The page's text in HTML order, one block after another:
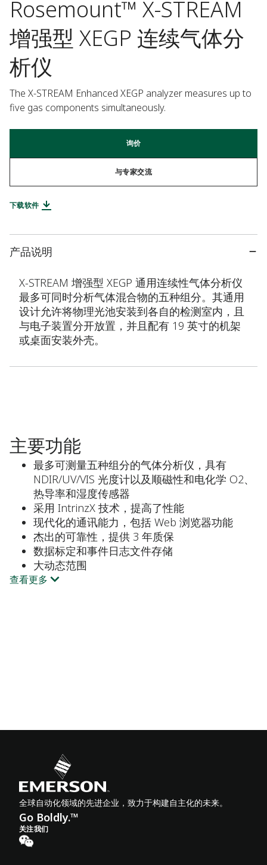
Rosemount™ X-STREAM
增强型 XEGP 连续气体分
析仪
The X-STREAM Enhanced XEGP analyzer measures up to
five gas components simultaneously.
询价
与专家交流
下载软件
产品说明
X-STREAM 增强型 XEGP 通用连续性气体分析仪
最多可同时分析气体混合物的五种组分。其通用
设计允许将物理光池安装到各自的检测室内，且
与电子装置分开放置，并且配有 19 英寸的机架
或桌面安装外壳。
主要功能
最多可测量五种组分的气体分析仪，具有
NDIR/UV/VIS 光度计以及顺磁性和电化学 O2、
热导率和湿度传感器
采用 IntrinzX 技术，提高了性能
现代化的通讯能力，包括 Web 浏览器功能
杰出的可靠性，提供 3 年质保
数据标定和事件日志文件存储
大动态范围
查看更多
全球自动化领域的先进企业，致力于构建自主化的未来。
Go Boldly.™
关注我们